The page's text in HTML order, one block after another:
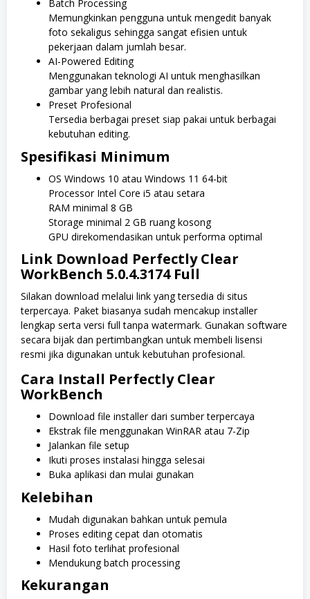
Batch Processing
Memungkinkan pengguna untuk mengedit banyak
foto sekaligus sehingga sangat efisien untuk
pekerjaan dalam jumlah besar.
AI-Powered Editing
Menggunakan teknologi AI untuk menghasilkan
gambar yang lebih natural dan realistis.
Preset Profesional
Tersedia berbagai preset siap pakai untuk berbagai
kebutuhan editing.
Spesifikasi Minimum
OS Windows 10 atau Windows 11 64-bit
Processor Intel Core i5 atau setara
RAM minimal 8 GB
Storage minimal 2 GB ruang kosong
GPU direkomendasikan untuk performa optimal
Link Download Perfectly Clear
WorkBench 5.0.4.3174 Full
Silakan download melalui link yang tersedia di situs
terpercaya. Paket biasanya sudah mencakup installer
lengkap serta versi full tanpa watermark. Gunakan software
secara bijak dan pertimbangkan untuk membeli lisensi
resmi jika digunakan untuk kebutuhan profesional.
Cara Install Perfectly Clear
WorkBench
Download file installer dari sumber terpercaya
Ekstrak file menggunakan WinRAR atau 7-Zip
Jalankan file setup
Ikuti proses instalasi hingga selesai
Buka aplikasi dan mulai gunakan
Kelebihan
Mudah digunakan bahkan untuk pemula
Proses editing cepat dan otomatis
Hasil foto terlihat profesional
Mendukung batch processing
Kekurangan